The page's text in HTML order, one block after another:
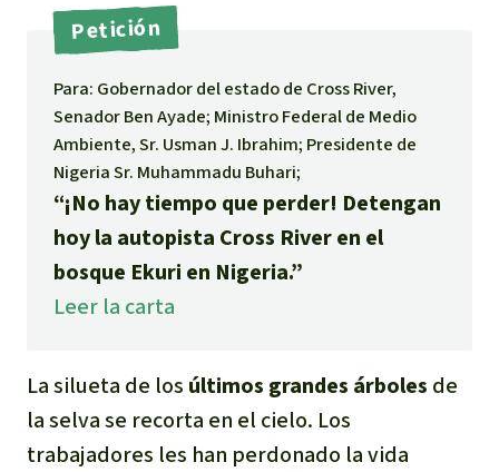
Agrotoxicos
Aceite de palma
REDD
Indígena
Granjas Industriales
Para niñas y niños
Petición
Para: Gobernador del estado de Cross River,
Senador Ben Ayade; Ministro Federal de Medio
Ambiente, Sr. Usman J. Ibrahim; Presidente de
Nigeria Sr. Muhammadu Buhari;
“¡No hay tiempo que perder! Detengan
hoy la autopista Cross River en el
bosque Ekuri en Nigeria.”
Leer la carta
La silueta de los últimos grandes árboles de
la selva se recorta en el cielo. Los
trabajadores les han perdonado la vida